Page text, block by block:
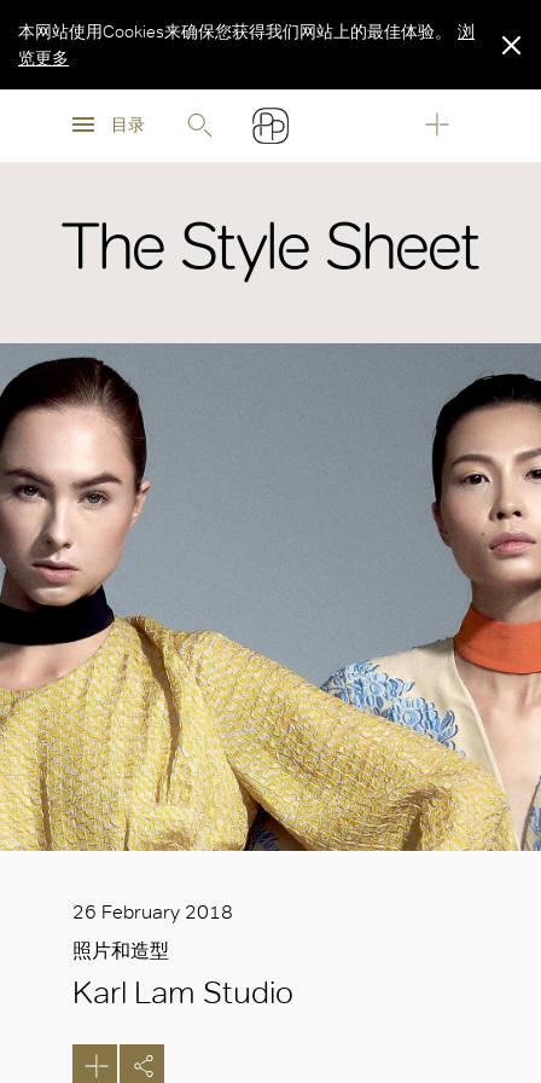
浏
目录
本网站使用Cookies来确保您获得我们网站上的最佳体验。
浏
览更多
The Style Sheet
26 February 2018
照片和造型
Karl Lam Studio